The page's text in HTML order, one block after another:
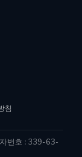
침
번호 : 339-63-